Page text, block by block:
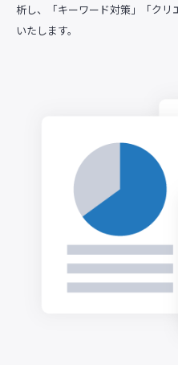
析し、「キーワード対策」「ク
いたします。